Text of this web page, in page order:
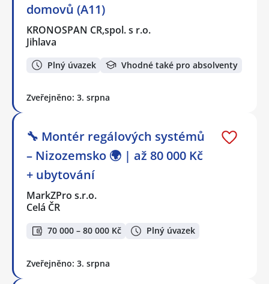
domovů (A11)
KRONOSPAN CR,spol. s r.o.
Jihlava
Plný úvazek Vhodné také pro absolventy
Zveřejněno: 3. srpna
🔧 Montér regálových systémů
– Nizozemsko 🌍 | až 80 000 Kč
+ ubytování
MarkZPro s.r.o.
Celá ČR
70 000 – 80 000 Kč Plný úvazek
Zveřejněno: 3. srpna